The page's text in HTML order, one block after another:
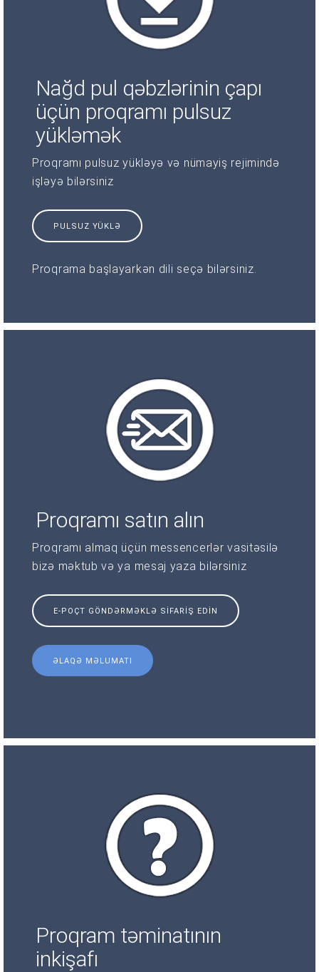
Nağd pul qəbzlərinin çapı
üçün proqramı pulsuz
yükləmək
Proqramı pulsuz yükləyə və nümayiş rejimində
işləyə bilərsiniz
PULSUZ YÜKLƏ
Proqrama başlayarkən dili seçə bilərsiniz.
Proqramı satın alın
Proqramı almaq üçün messencerlər vasitəsilə
bizə məktub və ya mesaj yaza bilərsiniz
E-POÇT GÖNDƏRMƏKLƏ SIFARIŞ EDIN
ƏLAQƏ MƏLUMATI
Proqram təminatının
inkişafı